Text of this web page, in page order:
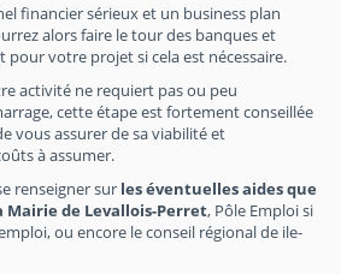
financier sérieux et un business plan
alors faire le tour des banques et
votre projet si cela est nécessaire.
activité ne requiert pas ou peu
cette étape est fortement conseillée
vous assurer de sa viabilité et
à assumer.
renseigner sur les éventuelles aides que
de Levallois-Perret, Pôle Emploi si
ou encore le conseil régional de ile-